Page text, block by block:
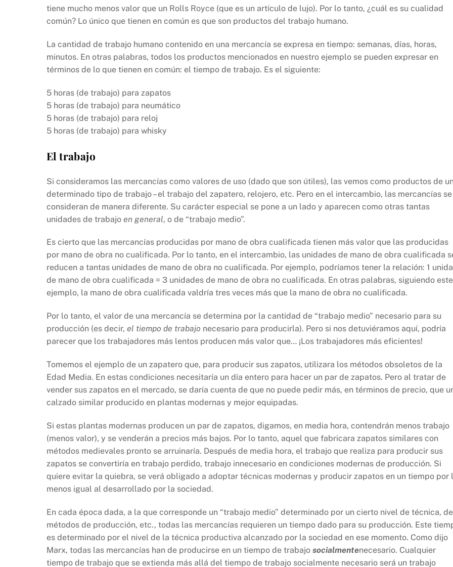
tiene mucho menos valor que un Rolls Royce (que es un artículo de lujo). Por lo tanto, ¿cuál es su cualidad
común? Lo único que tienen en común es que son productos del trabajo humano.
La cantidad de trabajo humano contenido en una mercancía se expresa en tiempo: semanas, días, horas,
minutos. En otras palabras, todos los productos mencionados en nuestro ejemplo se pueden expresar en
términos de lo que tienen en común: el tiempo de trabajo. Es el siguiente:
5 horas (de trabajo) para zapatos
5 horas (de trabajo) para neumático
5 horas (de trabajo) para reloj
5 horas (de trabajo) para whisky
El trabajo
Si consideramos las mercancías como valores de uso (dado que son útiles), las vemos como productos de un
determinado tipo de trabajo – el trabajo del zapatero, relojero, etc. Pero en el intercambio, las mercancías se
consideran de manera diferente. Su carácter especial se pone a un lado y aparecen como otras tantas
unidades de trabajo en general, o de “trabajo medio”.
Es cierto que las mercancías producidas por mano de obra cualificada tienen más valor que las producidas
por mano de obra no cualificada. Por lo tanto, en el intercambio, las unidades de mano de obra cualificada
reducen a tantas unidades de mano de obra no cualificada. Por ejemplo, podríamos tener la relación: 1
de mano de obra cualificada = 3 unidades de mano de obra no cualificada. En otras palabras, siguiendo este
ejemplo, la mano de obra cualificada valdría tres veces más que la mano de obra no cualificada.
Por lo tanto, el valor de una mercancía se determina por la cantidad de “trabajo medio” necesario para su
producción (es decir, el tiempo de trabajo necesario para producirla). Pero si nos detuviéramos aquí, podría
parecer que los trabajadores más lentos producen más valor que… ¡Los trabajadores más eficientes!
Tomemos el ejemplo de un zapatero que, para producir sus zapatos, utilizara los métodos obsoletos de la
Edad Media. En estas condiciones necesitaría un día entero para hacer un par de zapatos. Pero al tratar de
vender sus zapatos en el mercado, se daría cuenta de que no puede pedir más, en términos de precio, que
calzado similar producido en plantas modernas y mejor equipadas.
Si estas plantas modernas producen un par de zapatos, digamos, en media hora, contendrán menos trabajo
(menos valor), y se venderán a precios más bajos. Por lo tanto, aquel que fabricara zapatos similares con
métodos medievales pronto se arruinaría. Después de media hora, el trabajo que realiza para producir sus
zapatos se convertiría en trabajo perdido, trabajo innecesario en condiciones modernas de producción. Si
quiere evitar la quiebra, se verá obligado a adoptar técnicas modernas y producir zapatos en un tiempo por
menos igual al desarrollado por la sociedad.
En cada época dada, a la que corresponde un “trabajo medio” determinado por un cierto nivel de técnica, de
métodos de producción, etc., todas las mercancías requieren un tiempo dado para su producción. Este
es determinado por el nivel de la técnica productiva alcanzado por la sociedad en ese momento. Como dijo
Marx, todas las mercancías han de producirse en un tiempo de trabajo socialmentenecesario. Cualquier
tiempo de trabajo que se extienda más allá del tiempo de trabajo socialmente necesario será un trabajo